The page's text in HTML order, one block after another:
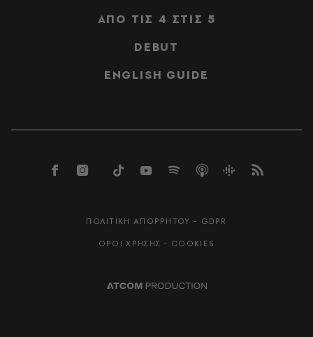
ΑΠΟ ΤΙΣ 4 ΣΤΙΣ 5
DEBUT
ENGLISH GUIDE
ΠΟΛΙΤΙΚΗ ΑΠΟΡΡΗΤΟΥ - GDPR
ΟΡΟΙ ΧΡΗΣΗΣ - COOKIES